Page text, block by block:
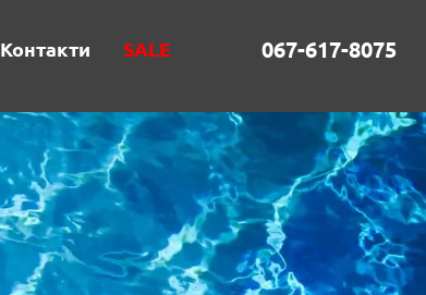
Контакти SALE 067-617-8075